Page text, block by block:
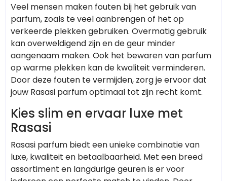
Veel mensen maken fouten bij het gebruik van
parfum, zoals te veel aanbrengen of het op
verkeerde plekken gebruiken. Overmatig gebruik
kan overweldigend zijn en de geur minder
aangenaam maken. Ook het bewaren van parfum
op warme plekken kan de kwaliteit verminderen.
Door deze fouten te vermijden, zorg je ervoor dat
jouw Rasasi parfum optimaal tot zijn recht komt.
Kies slim en ervaar luxe met
Rasasi
Rasasi parfum biedt een unieke combinatie van
luxe, kwaliteit en betaalbaarheid. Met een breed
assortiment en langdurige geuren is er voor